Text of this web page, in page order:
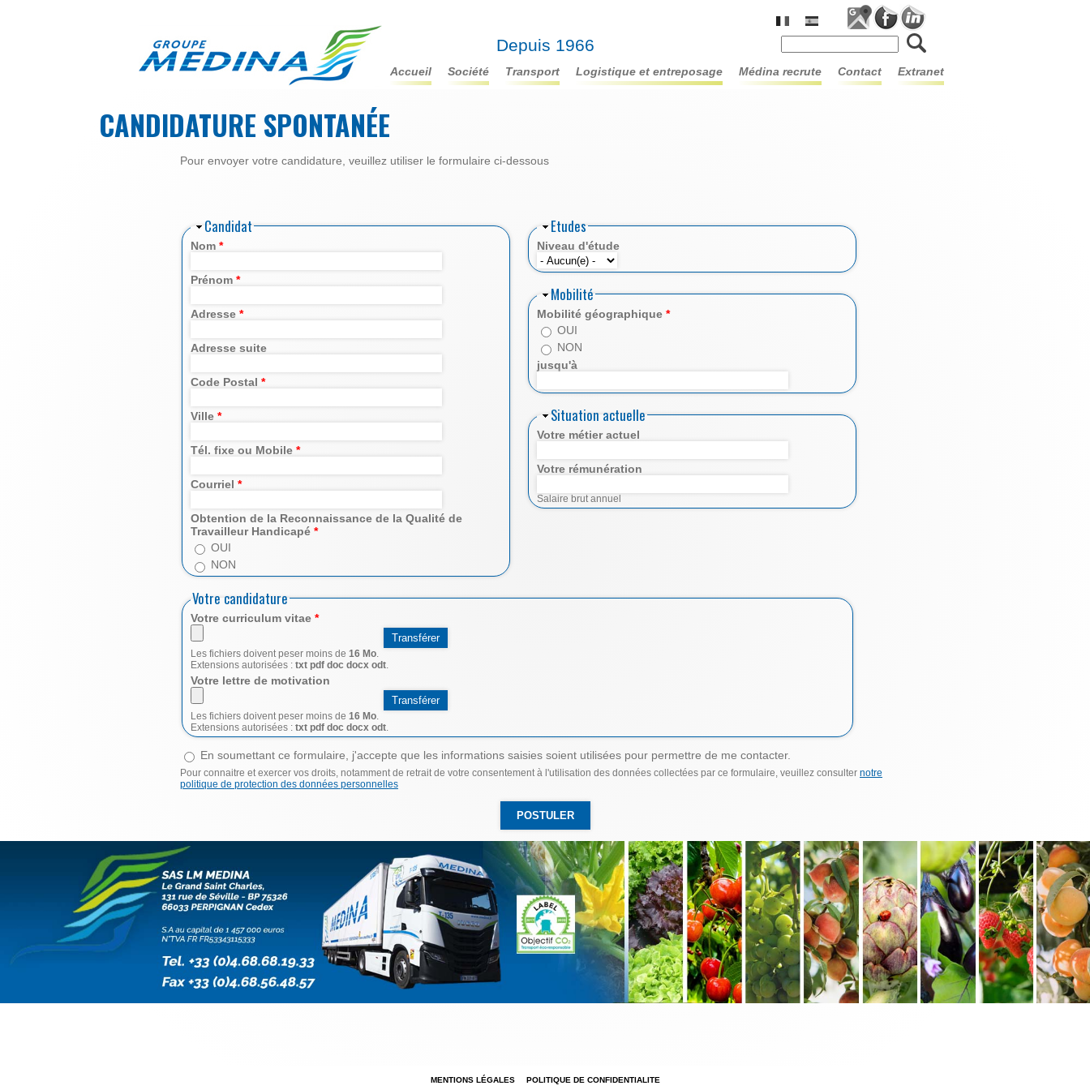
Depuis 1966
Formulaire de recherche
LE
GROUPE
MÉDINA
accueil société transport logistique et entreposage médina recrute contact extranet
CANDIDATURE SPONTANÉE
Pour envoyer votre candidature, veuillez utiliser le formulaire ci-dessous
Candidat
Nom *
Prénom *
Adresse *
Adresse suite
Code Postal *
Ville *
Tél. fixe ou Mobile *
Courriel *
Obtention de la Reconnaissance de la Qualité de
Travailleur Handicapé *
OUI
NON
Etudes
Niveau d'étude
Mobilité
Mobilité géographique *
OUI
NON
jusqu'à
Situation actuelle
Votre métier actuel
Votre rémunération
Salaire brut annuel
Votre candidature
Votre curriculum vitae *
Les fichiers doivent peser moins de 16 Mo
Extensions autorisées : txt pdf doc docx odt
Votre lettre de motivation
Les fichiers doivent peser moins de 16 Mo
Extensions autorisées : txt pdf doc docx odt
Consentement*
En soumettant ce formulaire, j'accepte que les informations saisies soient utilisées pour permettre de me contacter.
Pour connaitre et exercer vos droits, notamment de retrait de votre consentement à l'utilisation des données collectées par ce formulaire, veuillez consulter notre
politique de protection des données personnelles
SAS LM MEDINA - Le Grand Saint Charles, 131 rue de Séville - BP 75326 - 66033 PERPIGNAN Cedex - Tel. +33 (0)4.68.68.19.33 - Fax +33 (0)4.68.56.48.57
SA S au capital de 1 457 000 € - N°TVA FR FR53343115333 - Code NAF : 4941B - SIRET 34311533300027
Photos et couleurs non contractuelles
MENTIONS LÉGALES POLITIQUE DE CONFIDENTIALITE